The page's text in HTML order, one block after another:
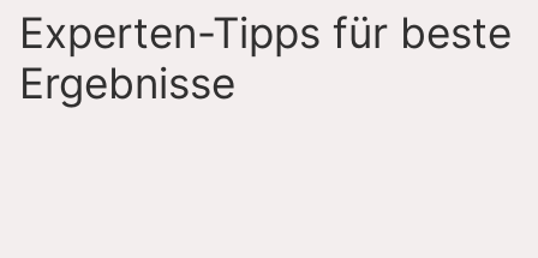
Experten-Tipps für beste
Ergebnisse